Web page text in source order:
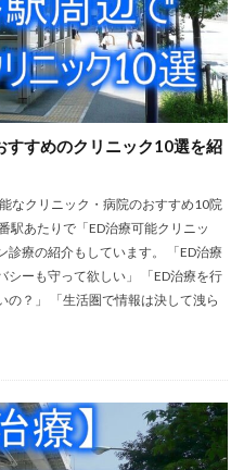
すすめのクリニック10選を紹
なクリニック・病院のおすすめ10院
駅あたりで「ED治療可能クリニッ
療の紹介もしています。 「ED治療
ーも守って欲しい」 「ED治療を行
の？」 「生活圏で情報は決して洩ら